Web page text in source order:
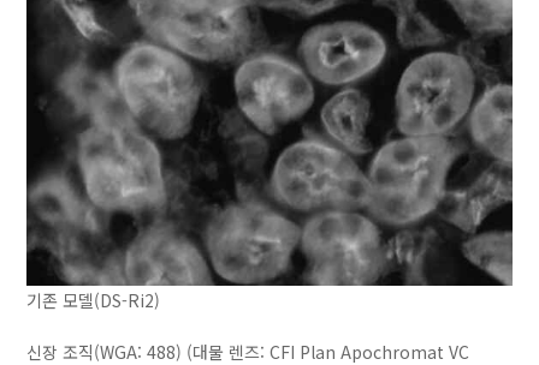
기존 모델(DS-Ri2)
신장 조직(WGA: 488) (대물 렌즈: CFI Plan Apochromat VC